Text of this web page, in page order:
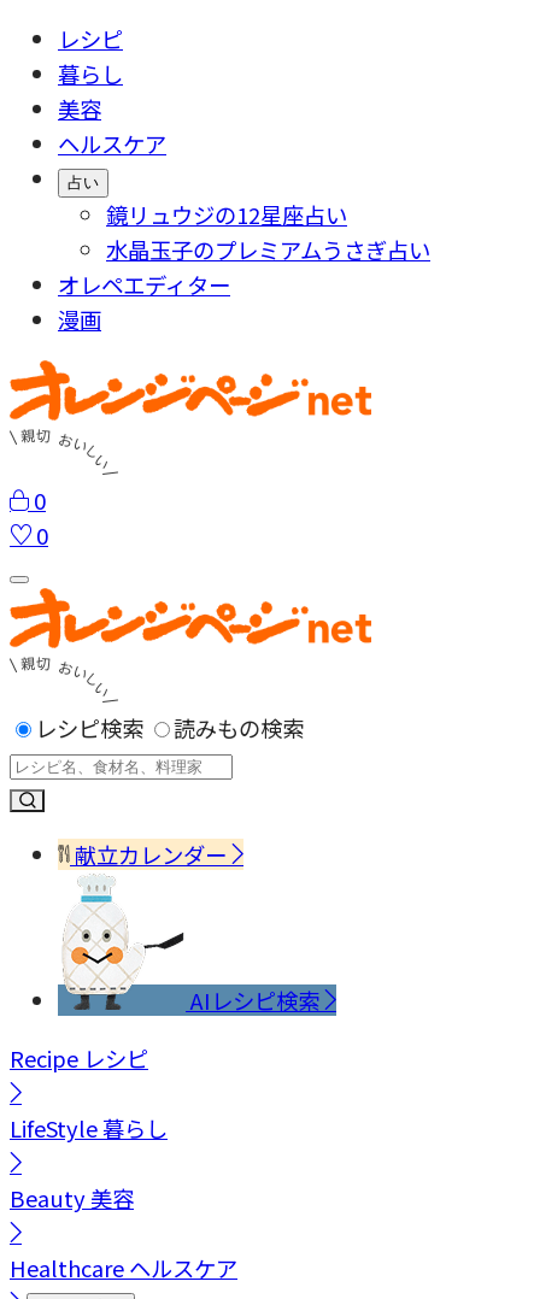
レシピ
暮らし
美容
ヘルスケア
占い
鏡リュウジの12星座占い
水晶玉子のプレミアムうさぎ占い
オレペエディター
漫画
0
0
レシピ検索 読みもの検索
献立カレンダー
AIレシピ検索
Recipe レシピ
LifeStyle暮らし
Beauty美容
Healthcareヘルスケア